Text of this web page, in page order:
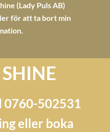
(Lady Puls AB)
för att ta bort min
0760-502531
eller boka